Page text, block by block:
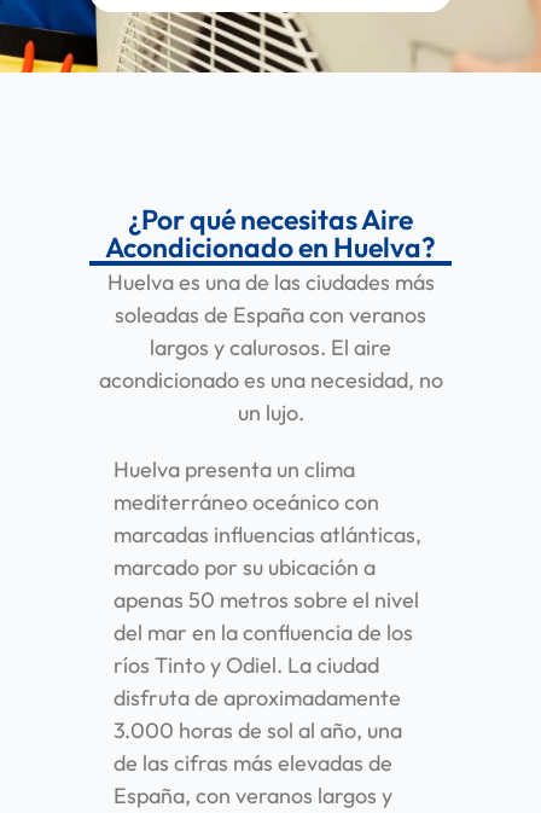
¿Por qué necesitas Aire
Acondicionado en Huelva?
Huelva es una de las ciudades más
soleadas de España con veranos
largos y calurosos. El aire
acondicionado es una necesidad, no
un lujo.
Huelva presenta un clima
mediterráneo oceánico con
marcadas influencias atlánticas,
marcado por su ubicación a
apenas 50 metros sobre el nivel
del mar en la confluencia de los
ríos Tinto y Odiel. La ciudad
disfruta de aproximadamente
3.000 horas de sol al año, una
de las cifras más elevadas de
España, con veranos largos y